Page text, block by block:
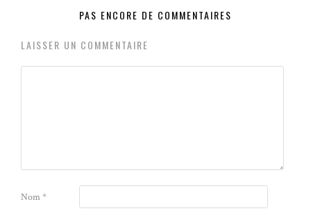
PAS ENCORE DE COMMENTAIRES
LAISSER UN COMMENTAIRE
Nom*